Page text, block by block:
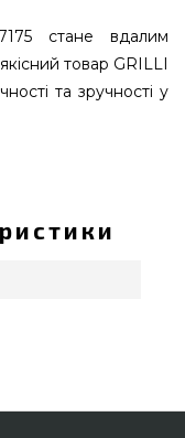
стане вдалим
товар GRILLI
та зручності у
всего 2 390
Кращі
в каталозі
на